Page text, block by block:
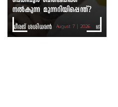
നൽകുന്ന മുന്നറിയിപ്പെന്ത്?
ധീരജ് ശശിധരൻ August 7 | 2026